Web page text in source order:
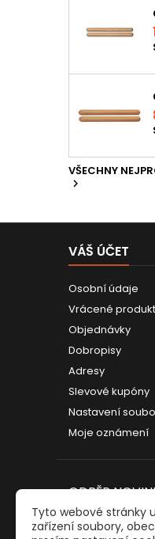
VŠECHNY

VÁŠ ÚČET
Osobní údaje
Vrácené
Objednávky
Dobropisy
Adresy
Slevové kupóny
Nastavení
Moje oznámení
ODBĚR
Tyto webové stránky
zařízení soubory,